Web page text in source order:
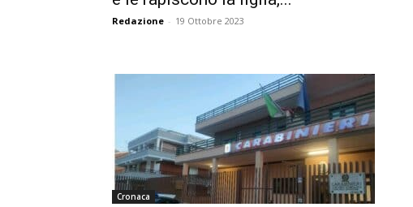
Redazione - 19 Ottobre 2023
Cronaca